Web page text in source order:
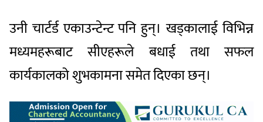
उनी चार्टर्ड एकाउन्टेन्ट पनि हुन्। खड्कालाई विभिन्न
मध्यमहरूबाट सीएहरूले बधाई तथा सफल
कार्यकालको शुभकामना समेत दिएका छन्।